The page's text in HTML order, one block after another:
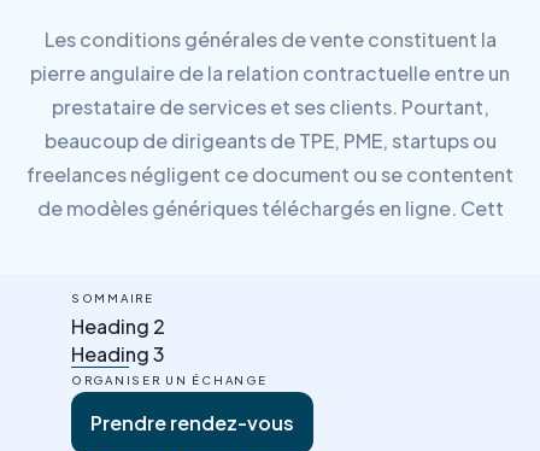
Les conditions générales de vente constituent la
pierre angulaire de la relation contractuelle entre un
prestataire de services et ses clients. Pourtant,
beaucoup de dirigeants de TPE, PME, startups ou
freelances négligent ce document ou se contentent
de modèles génériques téléchargés en ligne. Cett
SOMMAIRE
Heading 2
Heading 3
ORGANISER UN ÉCHANGE
Prendre rendez-vous